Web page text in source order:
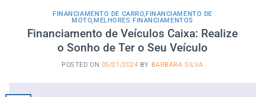
FINANCIAMENTO DE CARRO FINANCIAMENTO DE
MOTO MELHORES FINANCIAMENTOS
Financiamento de Veículos Caixa: Realize
o Sonho de Ter o Seu Veículo
POSTED ON 05/01/2024 BY BARBARA SILVA